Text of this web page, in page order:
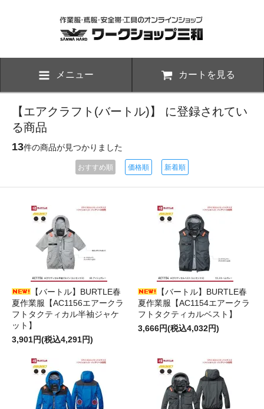
メニュー カートを見る
【エアクラフト(バートル)】 に登録されてい
る商品
13件の商品が見つかりました
おすすめ順 価格順 新着順
【バートル】BURTLE春
夏作業服【AC1156エアークラ
フトタクティカル半袖ジャケ
ット】
3,901円(税込4,291円)
【バートル】BURTLE春
夏作業服【AC1154エアークラ
フトタクティカルベスト】
3,666円(税込4,032円)